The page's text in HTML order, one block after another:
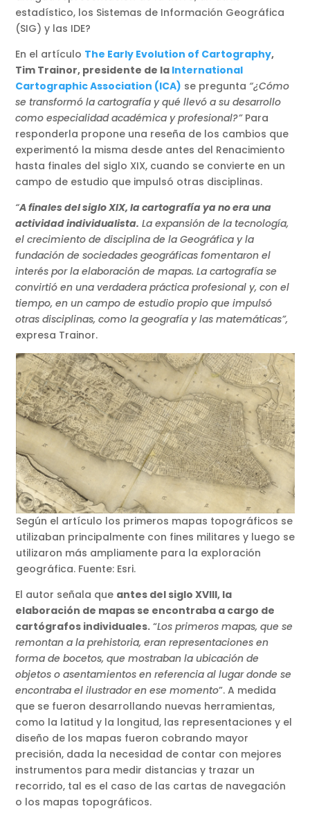
estadístico, los Sistemas de Información Geográfica
(SIG) y las IDE?
En el artículo The Early Evolution of Cartography,
Tim Trainor, presidente de la International
Cartographic Association (ICA) se pregunta “¿Cómo
se transformó la cartografía y qué llevó a su desarrollo
como especialidad académica y profesional?”Para
responderla propone una reseña de los cambios que
experimentó la misma desde antes del Renacimiento
hasta finales del siglo XIX, cuando se convierte en un
campo de estudio que impulsó otras disciplinas.
“A finales del siglo XIX, la cartografía ya no era una
actividad individualista. La expansión de la tecnología,
el crecimiento de disciplina de la Geográfica y la
fundación de sociedades geográficas fomentaron el
interés por la elaboración de mapas. La cartografía se
convirtió en una verdadera práctica profesional y, con el
tiempo, en un campo de estudio propio que impulsó
otras disciplinas, como la geografía y las matemáticas”,
expresa Trainor.
Según el artículo los primeros mapas topográficos se
utilizaban principalmente con fines militares y luego se
utilizaron más ampliamente para la exploración
geográfica. Fuente: Esri.
El autor señala que antes del siglo XVIII, la
elaboración de mapas se encontraba a cargo de
cartógrafos individuales. “Los primeros mapas, que se
remontan a la prehistoria, eran representaciones en
forma de bocetos, que mostraban la ubicación de
objetos o asentamientos en referencia al lugar donde se
encontraba el ilustrador en ese momento”. A medida
que se fueron desarrollando nuevas herramientas,
como la latitud y la longitud, las representaciones y el
diseño de los mapas fueron cobrando mayor
precisión, dada la necesidad de contar con mejores
instrumentos para medir distancias y trazar un
recorrido, tal es el caso de las cartas de navegación
o los mapas topográficos.